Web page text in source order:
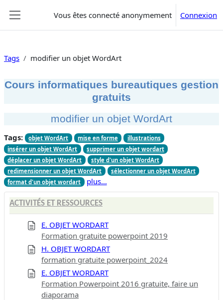
Vous êtes connecté anonymement Connexion
Tags modifier un objet WordArt
Cours informatiques bureautiques gestion
gratuits
modifier un objet WordArt
Tags: objet WordArt mise en forme
illustrations
insérer un objet WordArt
supprimer un objet wordart
déplacer un objet WordArt
style d'un objet WordArt
redimensionner un objet WordArt
sélectionner un objet WordArt
format d'un objet wordart
plus…
ACTIVITÉS ET RESSOURCES
E. OBJET WORDART
Formation gratuite powerpoint 2019
H. OBJET WORDART
formation gratuite powerpoint_2024
E. OBJET WORDART
Formation Powerpoint 2016 gratuite, faire un
diaporama